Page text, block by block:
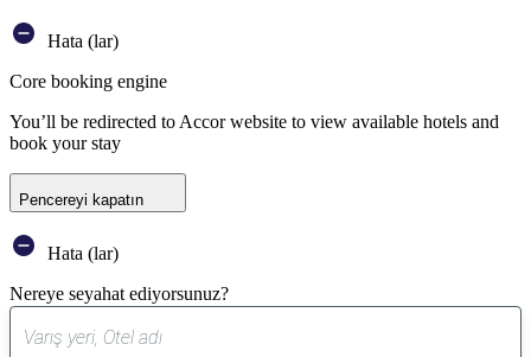
Hata (lar)
Core booking engine
You’ll be redirected to Accor website to view available hotels and
book your stay
Pencereyi kapatın
Hata (lar)
Nereye seyahat ediyorsunuz?